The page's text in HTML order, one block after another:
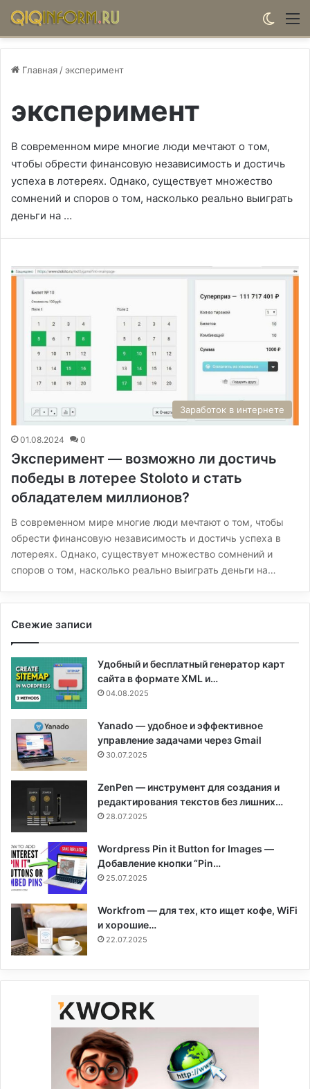
Главная /эксперимент
эксперимент
В современном мире многие люди мечтают о том,
чтобы обрести финансовую независимость и достичь
успеха в лотереях. Однако, существует множество
сомнений и споров о том, насколько реально выиграть
деньги на …
Заработок в интернете
01.08.2024 0
Эксперимент — возможно ли достичь
победы в лотерее Stoloto и стать
обладателем миллионов?
В современном мире многие люди мечтают о том, чтобы
обрести финансовую независимость и достичь успеха в
лотереях. Однако, существует множество сомнений и
споров о том, насколько реально выиграть деньги на…
Свежие записи
Удобный и бесплатный генератор карт
сайта в формате XML и…
04.08.2025
Yanado — удобное и эффективное
управление задачами через Gmail
30.07.2025
ZenPen — инструмент для создания и
редактирования текстов без лишних…
28.07.2025
Wordpress Pin it Button for Images —
Добавление кнопки “Pin…
25.07.2025
Workfrom — для тех, кто ищет кофе, WiFi
и хорошие…
22.07.2025